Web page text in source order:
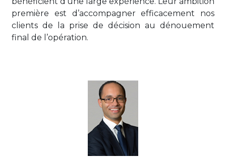
première est d’accompagner efficacement nos
clients de la prise de décision au dénouement
final de l’opération.